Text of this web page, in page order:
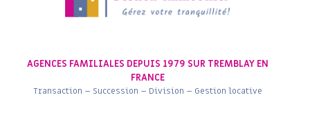
AGENCES FAMILIALES DEPUIS 1979 SUR TREMBLAY EN
FRANCE
Transaction – Succession – Division – Gestion locative